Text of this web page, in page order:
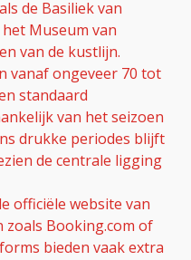
de Basiliek van
Museum van
van de kustlijn.
vanaf ongeveer 70 tot
standaard
van het seizoen
drukke periodes blijft
de centrale ligging
officiële website van
zoals Booking.com of
bieden vaak extra